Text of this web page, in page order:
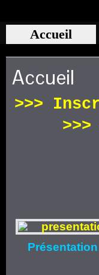
Accueil
Accueil
>>>
>>>
Présentation